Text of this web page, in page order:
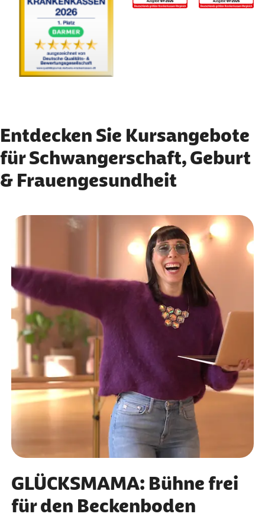
Entdecken Sie Kursangebote
für Schwangerschaft, Geburt
& Frauengesundheit
GLÜCKSMAMA: Bühne frei
für den Beckenboden